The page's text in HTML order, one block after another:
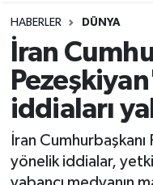
HABERLER DÜNYA
İran
iddiaları
İran
yönelik iddialar,
Resmi İlanlar
Alanyaspor
Turizm
Süper Lig Puan
Tüm Manşetler
Son Dakika